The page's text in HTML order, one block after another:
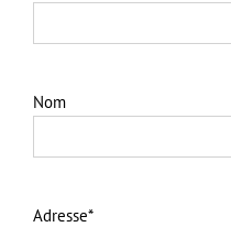
Nom
Adresse*